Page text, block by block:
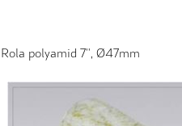
Rola polyamid 7'', Ø47mm